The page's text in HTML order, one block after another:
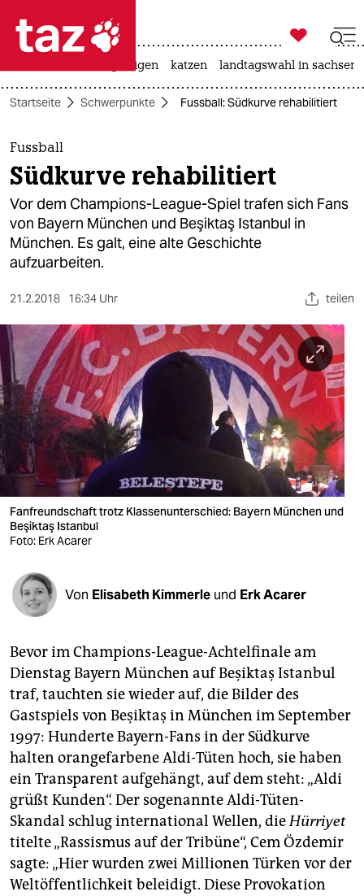
 taz zahl ich
taz zahl ich
themen
politik
öko
gesellschaft
kultur
sport
berlin
nord
wahrheit
verlag
verlag
veranstaltungen
shop
fragen & hilfe
abo
genossenschaft
epaper login

taz zahl ich
bergsteigen katzen landtagswahl in
Startseite Schwerpunkte Fussball: Südkurve rehabilitiert
Fussball
Südkurve rehabilitiert
Vor dem Champions-League-Spiel trafen sich Fans
von Bayern München und Beşiktaş Istanbul in
München. Es galt, eine alte Geschichte
aufzuarbeiten.
21.2.2018 16:34 Uhr teilen
Fanfreundschaft trotz Klassenunterschied: Bayern München und
Beşiktaş Istanbul
Foto: Erk Acarer
Von Elisabeth Kimmerle und Erk Acarer
Bevor im Champions-League-Achtelfinale am
Dienstag Bayern München auf Beşiktaş Istanbul
traf, tauchten sie wieder auf, die Bilder des
Gastspiels von Beşiktaş in München im September
1997: Hunderte Bayern-Fans in der Südkurve
halten orangefarbene Aldi-Tüten hoch, sie haben
ein Transparent aufgehängt, auf dem steht: „Aldi
grüßt Kunden“. Der sogenannte Aldi-Tüten-
Skandal schlug international Wellen, dieHürriyet
titelte „Rassismus auf der Tribüne“, Cem Özdemir
sagte: „Hier wurden zwei Millionen Türken vor der
Weltöffentlichkeit beleidigt. Diese Provokation